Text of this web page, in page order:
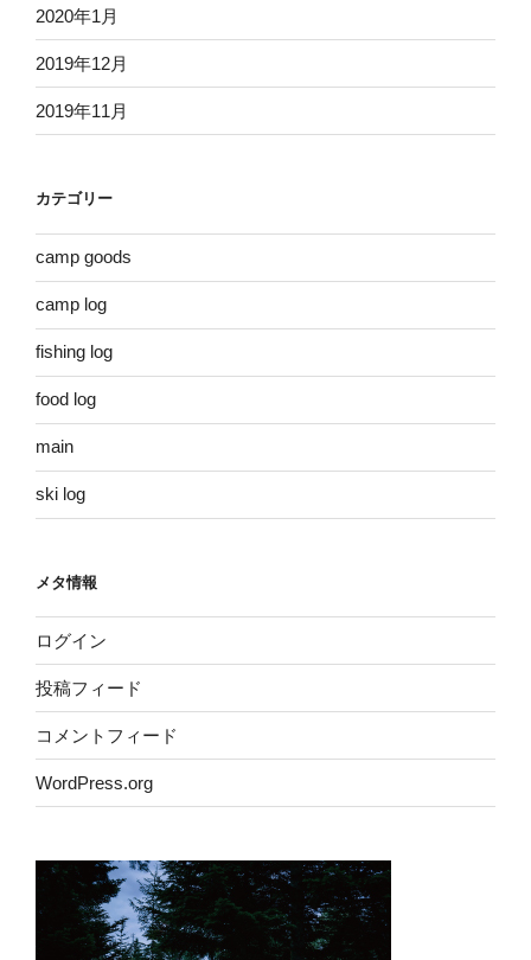
2020年1月
2019年12月
2019年11月
カテゴリー
camp goods
camp log
fishing log
food log
main
ski log
メタ情報
ログイン
投稿フィード
コメントフィード
WordPress.org